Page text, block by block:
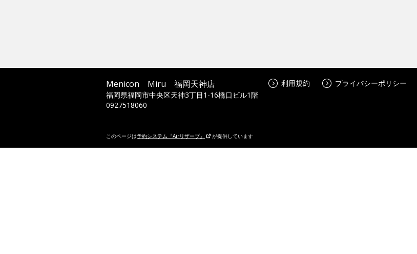
Menicon Miru 福岡天神店
福岡県福岡市中央区天神3丁目1-16橋口ビル1階
0927518060
利用規約 プライバシーポリシー
このページは予約システム『Airリザーブ』 が提供しています